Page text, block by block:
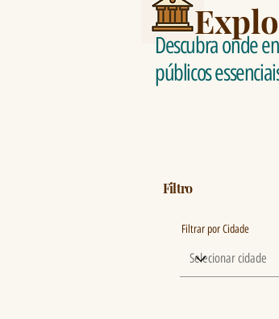
Descubra onde
públicos
Filtro
Filtrar por Cidade